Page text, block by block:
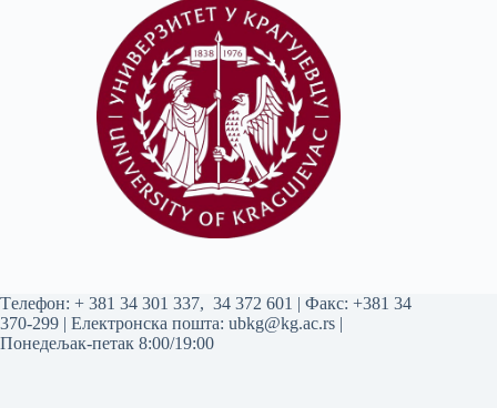
Tелефон: + 381 34 301 337, 34 372 601 | Факс: +381 34
370-299 | Електронска пошта: ubkg@kg.ac.rs |
Понедељак-петак 8:00/19:00